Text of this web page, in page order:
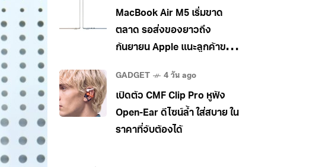
MacBook Air M5 เริ่มขาด
ตลาด รอส่งของยาวถึง
กันยายน Apple แนะลูกค้าขยับ
GADGET 4 วัน ago
เปิดตัว CMF Clip Pro หูฟัง
Open-Ear ดีไซน์ล้ำ ใส่สบาย ใน
ราคาที่จับต้องได้